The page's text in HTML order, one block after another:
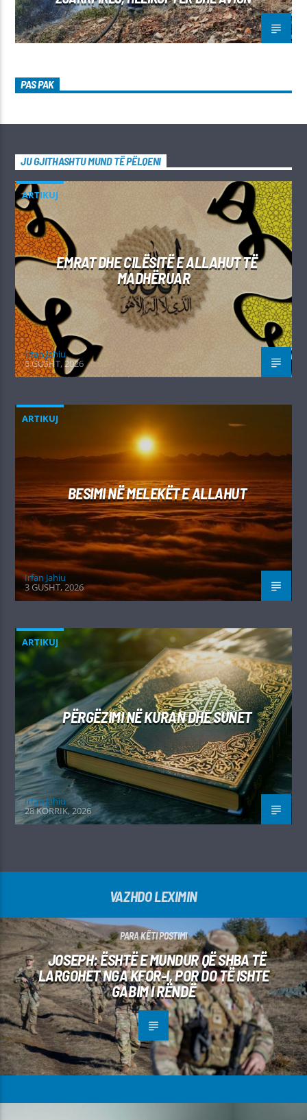
PAS PAK
JU GJITHASHTU MUND TË PËLQENI
ARTIKUJ
EMRAT DHE CILËSITË E ALLAHUT TË
MADHËRUAR
Irfan Jahiu
5 GUSHT, 2026
ARTIKUJ
BESIMI NË MELEKËT E ALLAHUT
Irfan Jahiu
3 GUSHT, 2026
ARTIKUJ
PËRGËZIMI NË KURAN DHE SUNET
Irfan Jahiu
28 KORRIK, 2026
VAZHDO LEXIMIN
PARA KËTI POSTIMI
JOSEPH: ËSHTË E MUNDUR QË SHBA TË
LARGOHET NGA KFOR-I, POR DO TË ISHTE
GABIM I RËNDË